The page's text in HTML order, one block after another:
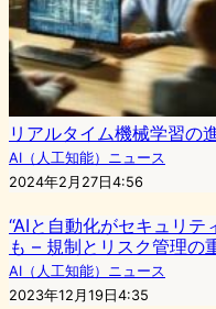
リアルタイム機械学習の
AI（人工知能）ニュース
2024年2月27日4:56
“AIと自動化がセキュリ
も – 規制とリスク管理の
AI（人工知能）ニュース
2023年12月19日4:35